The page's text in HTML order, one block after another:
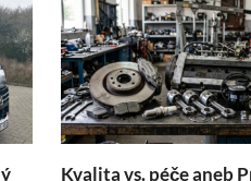
Kvalita vs. péče aneb